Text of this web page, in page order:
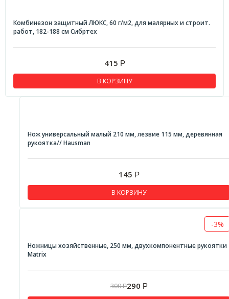
Комбинезон защитный ЛЮКС, 60 г/м2, для малярных и строит.
работ, 182-188 см Сибртех
415 Р
В КОРЗИНУ
Нож универсальный малый 210 мм, лезвие 115 мм, деревянная
рукоятка// Hausman
145 Р
В КОРЗИНУ
-3%
Ножницы хозяйственные, 250 мм, двухкомпонентные рукоятки
Matrix
300Р290 Р